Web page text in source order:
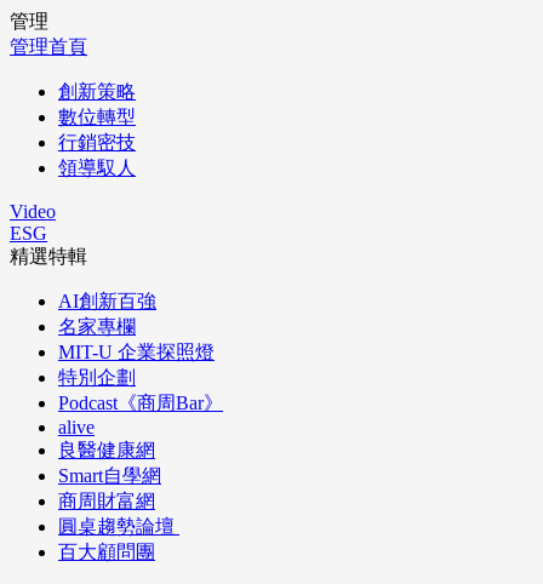
管理
管理首頁
創新策略
數位轉型
行銷密技
領導馭人
Video
ESG
精選特輯
AI創新百強
名家專欄
MIT-U 企業探照燈
特別企劃
Podcast《商周Bar》
alive
良醫健康網
Smart自學網
商周財富網
圓桌趨勢論壇
百大顧問團